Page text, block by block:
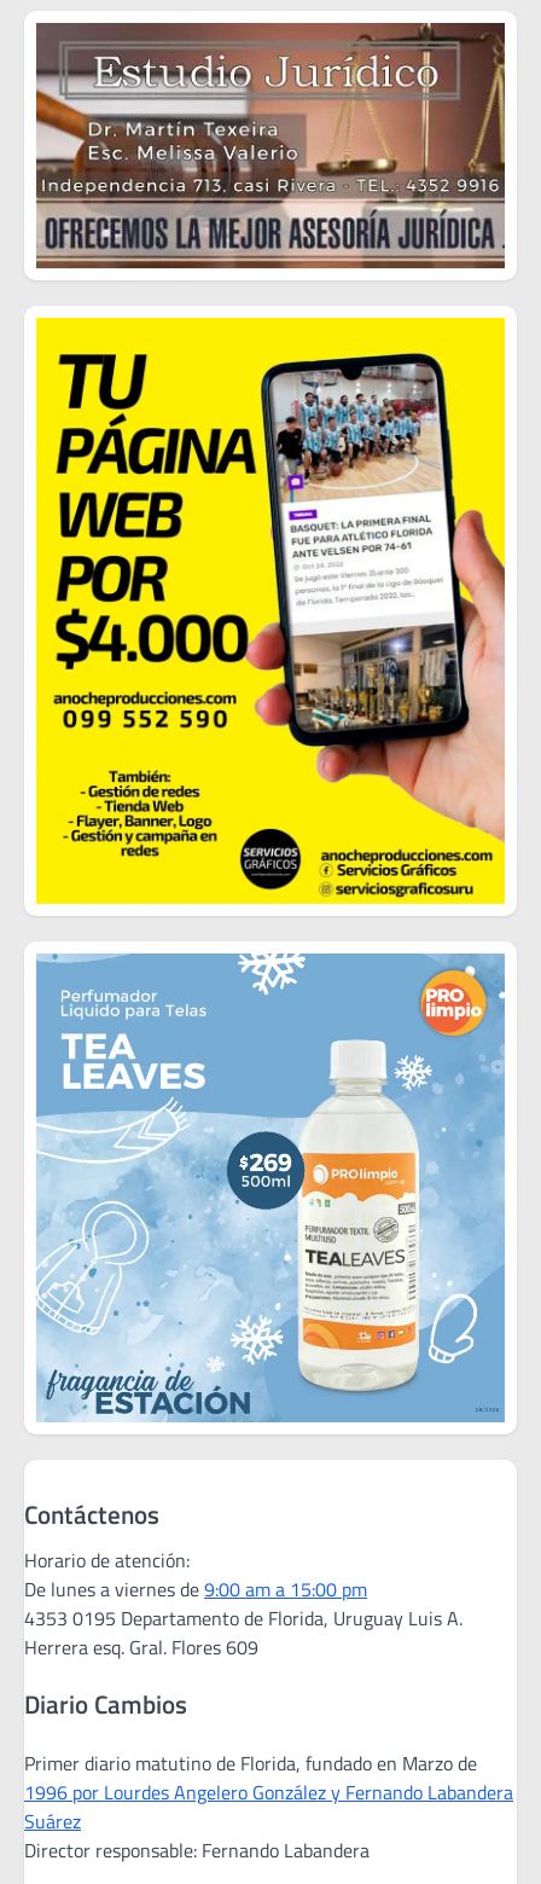
Contáctenos
Horario de atención:
De lunes a viernes de9:00 am a 15:00 pm
4353 0195 Departamento de Florida, Uruguay Luis A.
Herrera esq. Gral. Flores 609
Diario Cambios
Primer diario matutino de Florida, fundado en Marzo de
1996 por Lourdes Angelero González y Fernando Labandera
Suárez
Director responsable: Fernando Labandera